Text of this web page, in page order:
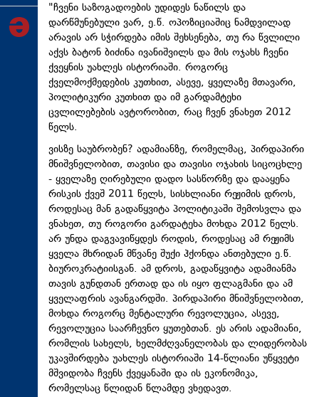
"ჩვენი საზოგადოების უდიდეს ნაწილს და
დარწმუნებული ვარ, ე.წ. ოპოზიციაშიც ნამდვილად
არავის არ სჭირდება იმის შეხსენება, თუ რა წვლილი
აქვს ბატონ ბიძინა ივანიშვილს და მის ოჯახს ჩვენი
ქვეყნის უახლეს ისტორიაში. როგორც
ქველმოქმედების კუთხით, ასევე, ყველაზე მთავარი,
პოლიტიკური კუთხით და იმ გარდამტეხი
ცვლილებების ავტორობით, რაც ჩვენ ვნახეთ 2012
წელს.
ვისზე საუბრობენ? ადამიანზე, რომელმაც, პირდაპირი
მნიშვნელობით, თავისი და თავისი ოჯახის სიცოცხლე
- ყველაზე ღირებული დადო სასწორზე და დააყენა
რისკის ქვეშ 2011 წელს, სისხლიანი რეჟიმის დროს,
როდესაც მან გადაწყვიტა პოლიტიკაში შემოსვლა და
ვნახეთ, თუ როგორი გარდატეხა მოხდა 2012 წელს.
არ უნდა დაგვავიწყდეს როდის, როდესაც ამ რეჟიმს
ყველა მხრიდან მწვანე შუქი ჰქონდა ანთებული ე.წ.
ბიუროკრატიისგან. ამ დროს, გადაწყვიტა ადამიანმა
თავის გუნდთან ერთად და ის იყო ფლაგმანი და ამ
ყველაფრის ავანგარდში. პირდაპირი მნიშვნელობით,
მოხდა როგორც მენტალური რევოლუცია, ასევე,
რევოლუცია საარჩევნო ყუთებთან. ეს არის ადამიანი,
რომლის სახელს, ხელმძღვანელობას და ლიდერობას
უკავშირდება უახლეს ისტორიაში 14-წლიანი უწყვეტი
მშვიდობა ჩვენს ქვეყანაში და ის ეკონომიკა,
რომელსაც წლიდან წლამდე ვხედავთ.